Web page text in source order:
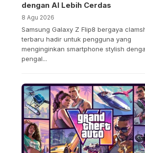
dengan AI Lebih Cerdas
8 Agu 2026
Samsung Galaxy Z Flip8 bergaya
terbaru hadir untuk pengguna yang
menginginkan smartphone stylish
pengal...